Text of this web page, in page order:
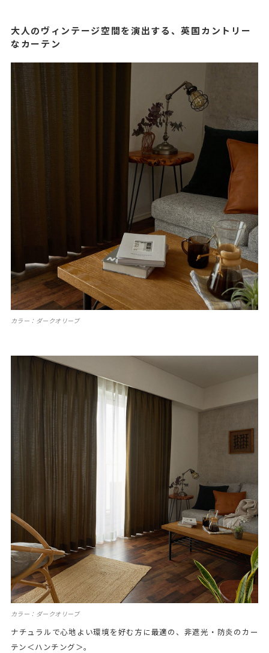
大人のヴィンテージ空間を演出する、英国カントリー
なカーテン
カラー：ダークオリーブ
カラー：ダークオリーブ
ナチュラルで心地よい環境を好む方に最適の、非遮光・防炎のカー
テン＜ハンチング＞。